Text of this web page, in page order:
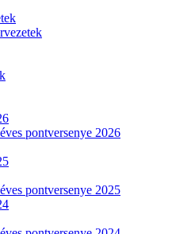
pontversenye 2026
pontversenye 2025